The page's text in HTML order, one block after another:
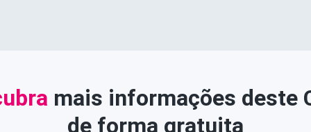
mais informações deste
de forma gratuita